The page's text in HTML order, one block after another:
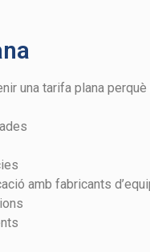
una tarifa plana
amb fabricants